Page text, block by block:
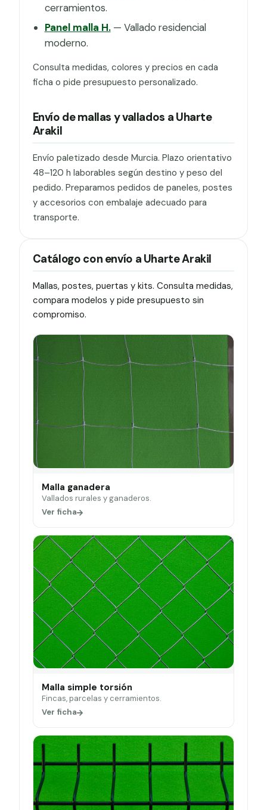
cerramientos.
Panel malla H.— Vallado residencial
moderno.
Consulta medidas, colores y precios en cada
ficha o pide presupuesto personalizado.
Envío de mallas y vallados a Uharte
Arakil
Envío paletizado desde Murcia. Plazo orientativo
48–120 h laborables según destino y peso del
pedido. Preparamos pedidos de paneles, postes
y accesorios con embalaje adecuado para
transporte.
Catálogo con envío a Uharte Arakil
Mallas, postes, puertas y kits. Consulta medidas,
compara modelos y pide presupuesto sin
compromiso.
Malla ganadera
Vallados rurales y ganaderos.
Ver ficha
Malla simple torsión
Fincas, parcelas y cerramientos.
Ver ficha